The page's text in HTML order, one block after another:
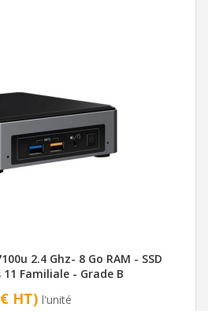
2.4 Ghz- 8 Go RAM - SSD
Familiale - Grade B
HT) l'unité